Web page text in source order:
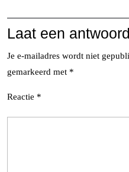
Laat een
Je e-mailadres wordt niet
gemarkeerd met *
Reactie *